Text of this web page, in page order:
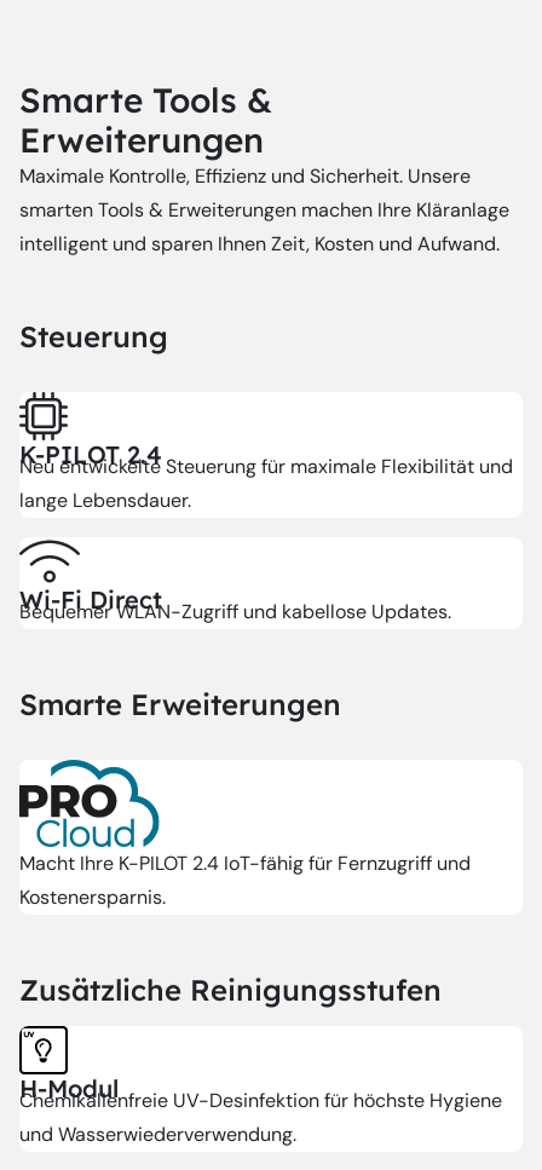
Smarte Tools &
Erweiterungen
Maximale Kontrolle, Effizienz und Sicherheit. Unsere
smarten Tools & Erweiterungen machen Ihre Kläranlage
intelligent und sparen Ihnen Zeit, Kosten und Aufwand.
Steuerung
K-PILOT 2.4
Neu entwickelte Steuerung für maximale Flexibilität und
lange Lebensdauer.
Wi-Fi Direct
Bequemer WLAN-Zugriff und kabellose Updates.
Smarte Erweiterungen
Macht Ihre K-PILOT 2.4 IoT-fähig für Fernzugriff und
Kostenersparnis.
Zusätzliche Reinigungsstufen
H-Modul
Chemikalienfreie UV-Desinfektion für höchste Hygiene
und Wasserwiederverwendung.